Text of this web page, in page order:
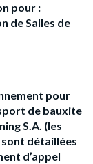
pour :
de Salles de
pour
de bauxite
S.A. (les
sont détaillées
d’appel